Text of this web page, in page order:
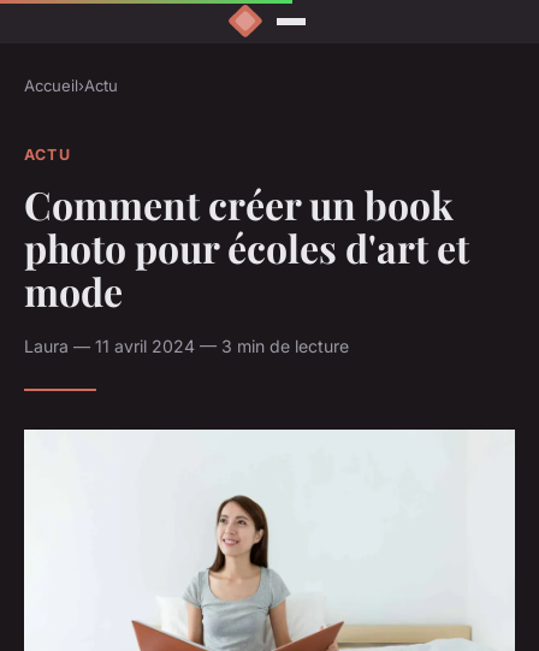
Accueil›Actu
ACTU
Comment créer un book
photo pour écoles d'art et
mode
Laura — 11 avril 2024 — 3 min de lecture